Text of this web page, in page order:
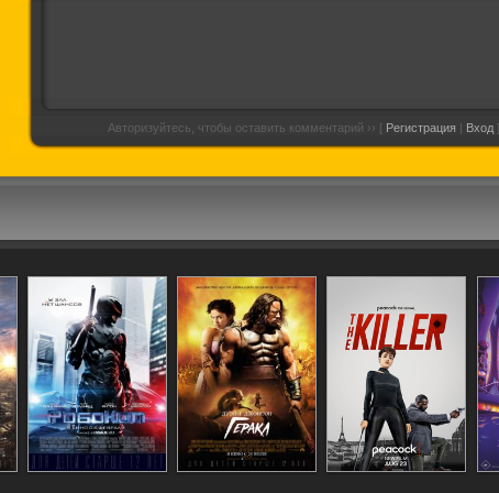
Авторизуйтесь, чтобы оставить комментарий ›› [ Регистрация | Вход ]